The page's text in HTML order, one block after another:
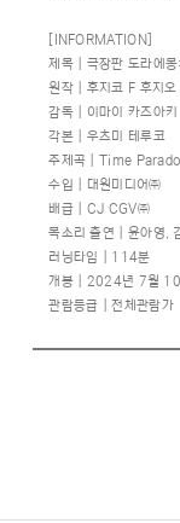
[INFORMATION]
제목 | 극장판 도라에
원작 | 후지코 F 후지오
감독 | 이마이 카즈아키
각본 | 우츠미 테루코
주제곡 | Time
수입 | 대원미디어㈜
배급 | CJ CGV㈜
목소리 출연 | 윤아영,
러닝타임 | 114분
개봉 | 2024년 7월 10
관람등급 | 전체관람가